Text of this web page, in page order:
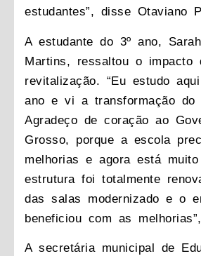
estudantes”, disse Otaviano
A estudante do 3º ano,
Martins, ressaltou o impacto
revitalização. “Eu estudo
ano e vi a transformação do
Agradeço de coração ao
Grosso, porque a escola
melhorias e agora está
estrutura foi totalmente
das salas modernizado e o
beneficiou com as
A secretária municipal de